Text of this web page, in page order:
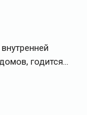
годится...